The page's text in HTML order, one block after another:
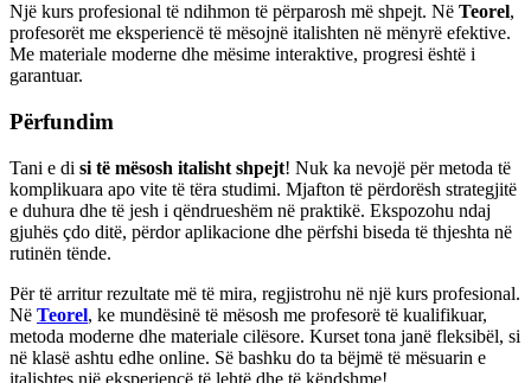
Një kurs profesional të ndihmon të përparosh më shpejt. Në Teorel,
profesorët me eksperiencë të mësojnë italishten në mënyrë efektive.
Me materiale moderne dhe mësime interaktive, progresi është i
garantuar.
Përfundim
Tani e di si të mësosh italisht shpejt! Nuk ka nevojë për metoda të
komplikuara apo vite të tëra studimi. Mjafton të përdorësh strategjitë
e duhura dhe të jesh i qëndrueshëm në praktikë. Ekspozohu ndaj
gjuhës çdo ditë, përdor aplikacione dhe përfshi biseda të thjeshta në
rutinën tënde.
Për të arritur rezultate më të mira, regjistrohu në një kurs profesional.
Në Teorel, ke mundësinë të mësosh me profesorë të kualifikuar,
metoda moderne dhe materiale cilësore. Kurset tona janë fleksibël, si
në klasë ashtu edhe online. Së bashku do ta bëjmë të mësuarin e
italishtes një eksperiencë të lehtë dhe të këndshme!